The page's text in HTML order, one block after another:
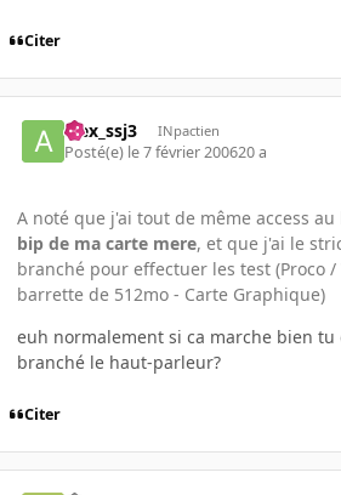
Citer
alex_ssj3 INpactien
Posté(e) le 7 février 200620 a
A noté que j'ai tout de même access
bip de ma carte mere, et que j'ai le
branché pour effectuer les test (Proco
barrette de 512mo - Carte Graphique)
euh normalement si ca marche bien tu
branché le haut-parleur?
Citer